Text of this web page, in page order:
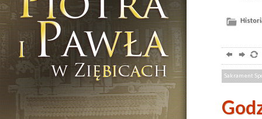
Sakrament